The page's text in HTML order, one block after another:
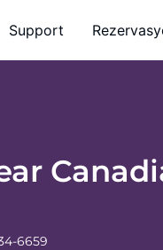
Support
6659